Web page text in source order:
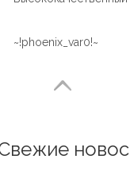
~!phoenix_var0!~